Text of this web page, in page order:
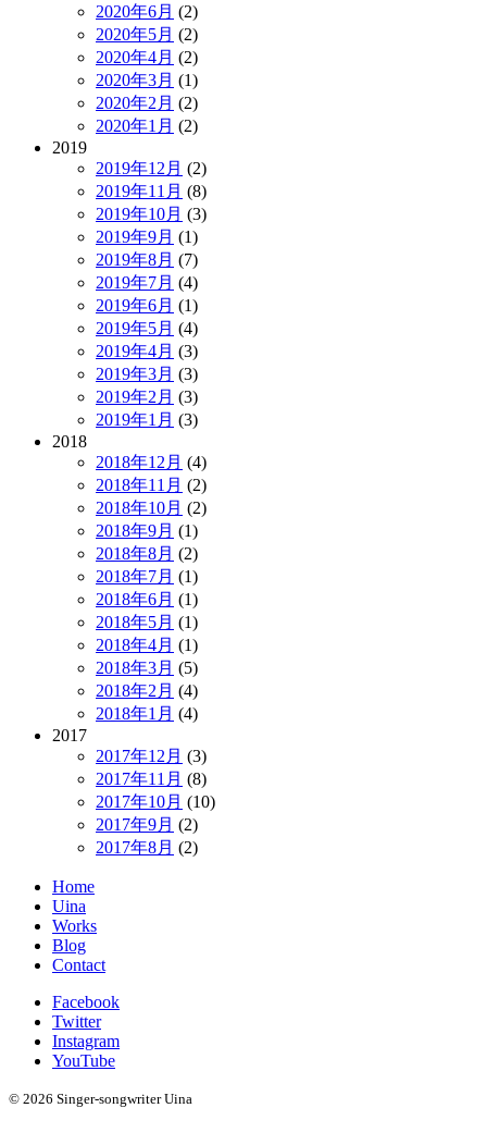
2020年6月 (2)
2020年5月 (2)
2020年4月 (2)
2020年3月 (1)
2020年2月 (2)
2020年1月 (2)
2019
2019年12月 (2)
2019年11月 (8)
2019年10月 (3)
2019年9月 (1)
2019年8月 (7)
2019年7月 (4)
2019年6月 (1)
2019年5月 (4)
2019年4月 (3)
2019年3月 (3)
2019年2月 (3)
2019年1月 (3)
2018
2018年12月 (4)
2018年11月 (2)
2018年10月 (2)
2018年9月 (1)
2018年8月 (2)
2018年7月 (1)
2018年6月 (1)
2018年5月 (1)
2018年4月 (1)
2018年3月 (5)
2018年2月 (4)
2018年1月 (4)
2017
2017年12月 (3)
2017年11月 (8)
2017年10月 (10)
2017年9月 (2)
2017年8月 (2)
Home
Uina
Works
Blog
Contact
Facebook
Twitter
Instagram
YouTube
© 2026 Singer-songwriter Uina